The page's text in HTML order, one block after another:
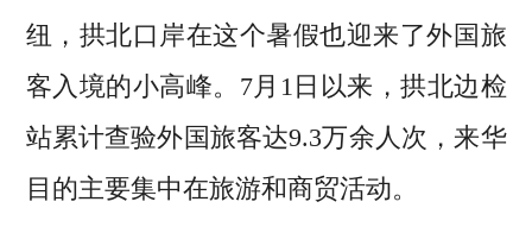
纽，拱北口岸在这个暑假也迎来了外国旅
客入境的小高峰。7月1日以来，拱北边检
站累计查验外国旅客达9.3万余人次，来华
目的主要集中在旅游和商贸活动。